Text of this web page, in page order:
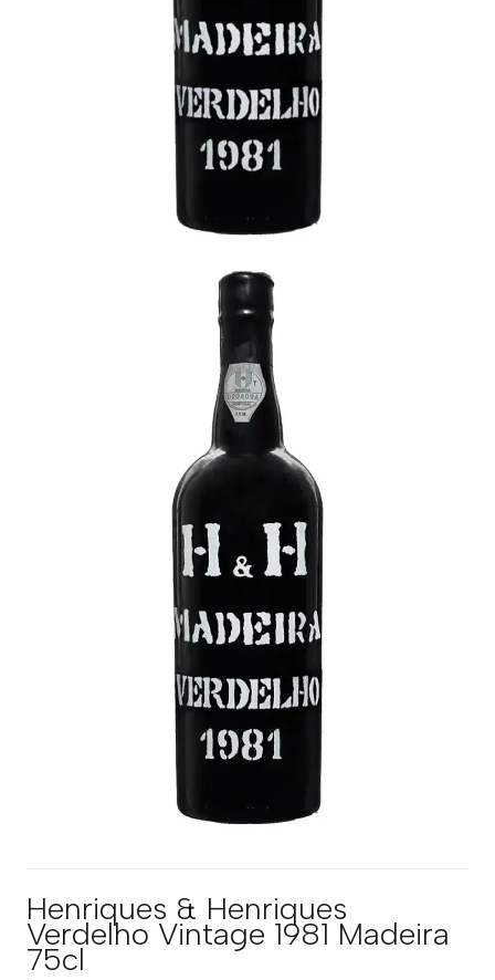
Henriques & Henriques
Verdelho Vintage 1981 Madeira
75cl